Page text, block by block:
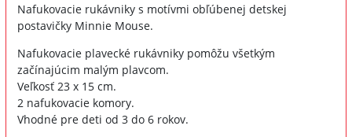
Nafukovacie rukávniky s motívmi obľúbenej detskej
postavičky Minnie Mouse.
Nafukovacie plavecké rukávniky pomôžu všetkým
začínajúcim malým plavcom.
Veľkosť 23 x 15 cm.
2 nafukovacie komory.
Vhodné pre deti od 3 do 6 rokov.